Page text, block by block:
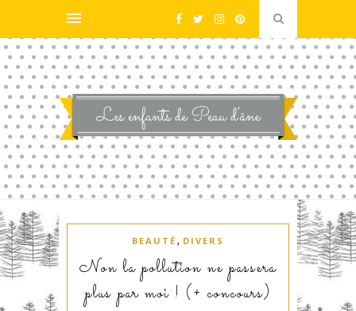
BEAUTÉ , DIVERS
Non la pollution ne passera
plus par moi ! (+ concours)